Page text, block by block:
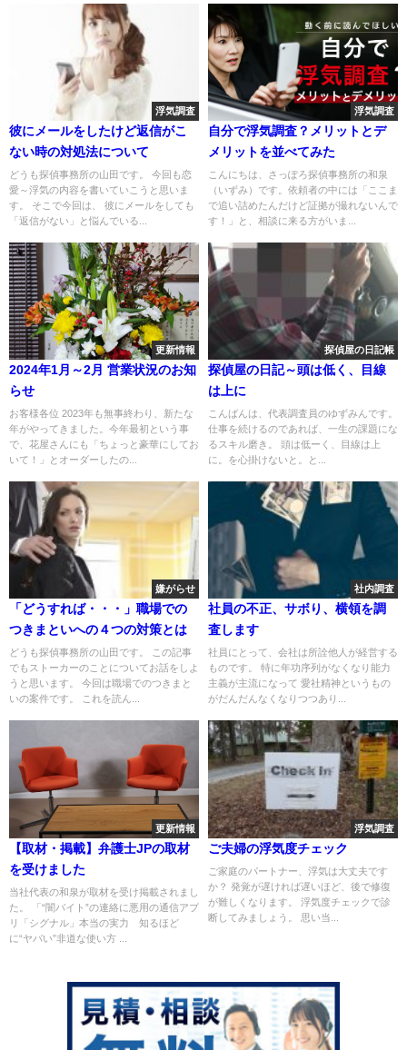
浮気調査
彼にメールをしたけど返信がこ
ない時の対処法について
どうも探偵事務所の山田です。 今回も恋
愛～浮気の内容を書いていこうと思いま
す。 そこで今回は、 彼にメールをしても
「返信がない」と悩んでいる...
浮気調査
自分で浮気調査？メリットとデ
メリットを並べてみた
こんにちは、さっぽろ探偵事務所の和泉
（いずみ）です。依頼者の中には「ここま
で追い詰めたんだけど証拠が撮れないんで
す！」と、相談に来る方がいま...
更新情報
2024年1月～2月 営業状況のお知
らせ
お客様各位 2023年も無事終わり、新たな
年がやってきました。今年最初という事
で、花屋さんにも「ちょっと豪華にしてお
いて！」とオーダーしたの...
探偵屋の日記帳
探偵屋の日記～頭は低く、目線
は上に
こんばんは、代表調査員のゆずみんです。
仕事を続けるのであれば、一生の課題にな
るスキル磨き。 頭は低ーく、目線は上
に。を心掛けないと。と...
嫌がらせ
「どうすれば・・・」職場での
つきまといへの４つの対策とは
どうも探偵事務所の山田です。 この記事
でもストーカーのことについてお話をしよ
うと思います。 今回は職場でのつきまと
いの案件です。 これを読ん...
社内調査
社員の不正、サボり、横領を調
査します
社員にとって、会社は所詮他人が経営する
ものです。 特に年功序列がなくなり能力
主義が主流になって 愛社精神というもの
がだんだんなくなりつつあり...
更新情報
【取材・掲載】弁護士JPの取材
を受けました
当社代表の和泉が取材を受け掲載されまし
た。 「“闇バイト”の連絡に悪用の通信アプ
リ「シグナル」本当の実力 知るほど
に“ヤバい”非道な使い方 ...
浮気調査
ご夫婦の浮気度チェック
ご家庭のパートナー、浮気は大丈夫です
か？ 発覚が遅ければ遅いほど、後で修復
が難しくなります。 浮気度チェックで診
断してみましょう。 思い当...